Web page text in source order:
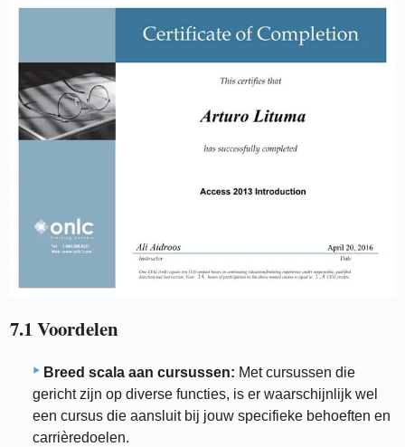
7.1 Voordelen
Breed scala aan cursussen: Met cursussen die
gericht zijn op diverse functies, is er waarschijnlijk wel
een cursus die aansluit bij jouw specifieke behoeften en
carrièredoelen.